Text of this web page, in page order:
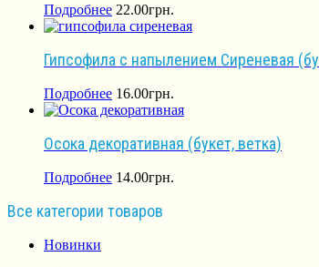
Подробнее 22.00грн.
Гипсофила с напылением Сиреневая
Подробнее 16.00грн.
Осока декоративная (букет, ветка)
Подробнее 14.00грн.
Все категории товаров
Новинки